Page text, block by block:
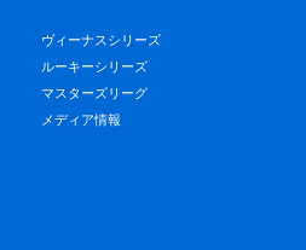
ヴィーナスシリーズ
ルーキーシリーズ
マスターズリーグ
メディア情報